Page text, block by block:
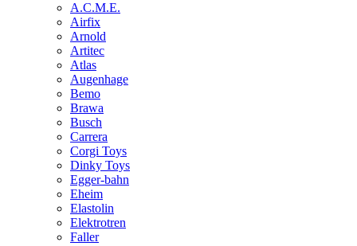
A.C.M.E.
Airfix
Arnold
Artitec
Atlas
Augenhage
Bemo
Brawa
Busch
Carrera
Corgi Toys
Dinky Toys
Egger-bahn
Eheim
Elastolin
Elektrotren
Faller